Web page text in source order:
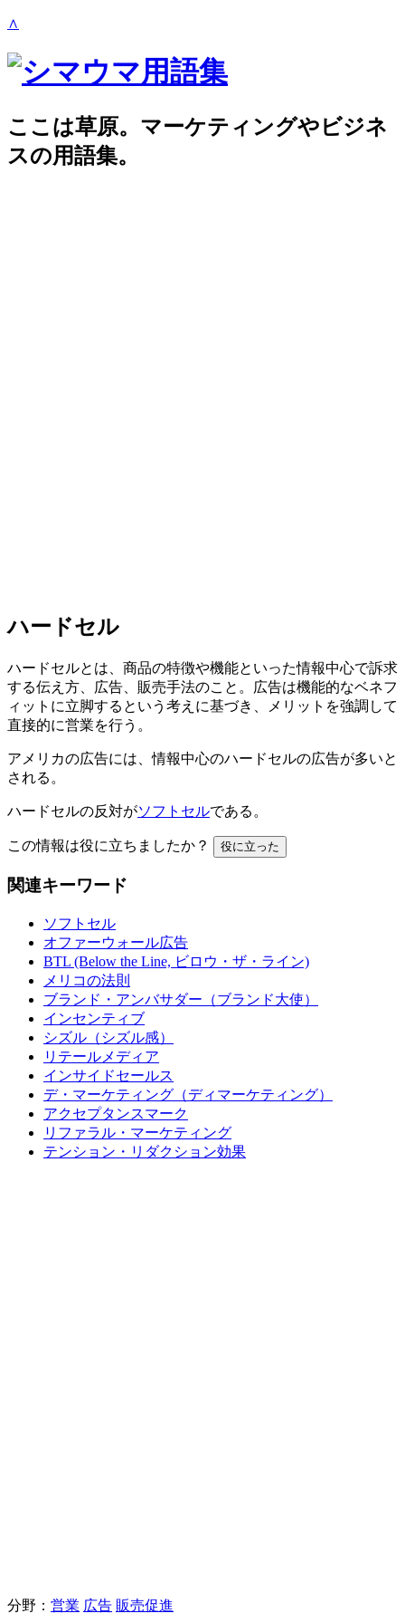
∧
ここは草原。マーケティングやビジネ
スの用語集。
ハードセル
ハードセルとは、商品の特徴や機能といった情報中心で訴求
する伝え方、広告、販売手法のこと。広告は機能的なベネフ
ィットに立脚するという考えに基づき、メリットを強調して
直接的に営業を行う。
アメリカの広告には、情報中心のハードセルの広告が多いと
される。
ハードセルの反対がソフトセルである。
この情報は役に立ちましたか？ 役に立った
関連キーワード
ソフトセル
オファーウォール広告
BTL (Below the Line, ビロウ・ザ・ライン)
メリコの法則
ブランド・アンバサダー（ブランド大使）
インセンティブ
シズル（シズル感）
リテールメディア
インサイドセールス
デ・マーケティング（ディマーケティング）
アクセプタンスマーク
リファラル・マーケティング
テンション・リダクション効果
分野： 営業 広告 販売促進